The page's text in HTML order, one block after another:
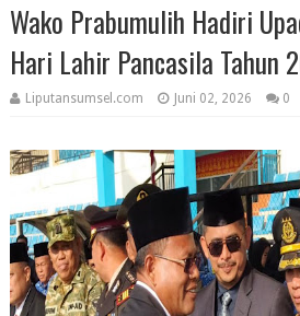
Wako Prabumulih Hadiri
Hari Lahir Pancasila Tahun
Liputansumsel.com Juni 02, 2026 0